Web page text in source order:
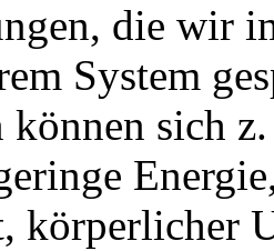
die wir
System
können sich
körperlicher